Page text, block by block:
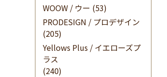
WOOW / ウー (53)
PRODESIGN / プロデザイン
(205)
Yellows Plus / イエローズプ
ラス
(240)